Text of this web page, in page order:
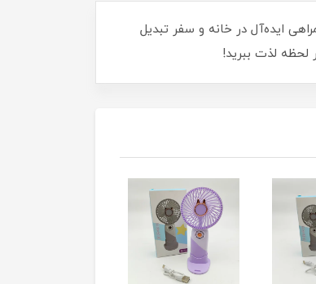
به همراهی ایده‌آل در خانه و سفر تبدیل
لحظه لذت ببرید!